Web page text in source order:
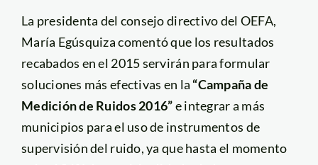
La presidenta del consejo directivo del OEFA,
María Egúsquiza comentó que los resultados
recabados en el 2015 servirán para formular
soluciones más efectivas en la “Campaña de
Medición de Ruidos 2016”e integrar a más
municipios para el uso de instrumentos de
supervisión del ruido, ya que hasta el momento